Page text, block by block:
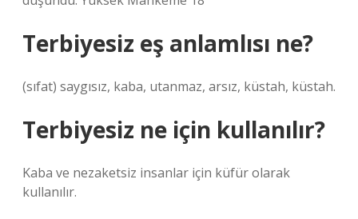
Terbiyesiz eş anlamlısı ne?
(sıfat) saygısız, kaba, utanmaz, arsız, küstah, küstah.
Terbiyesiz ne için kullanılır?
Kaba ve nezaketsiz insanlar için küfür olarak
kullanılır.